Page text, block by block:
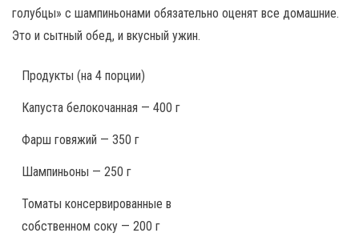
голубцы» с шампиньонами обязательно оценят все домашние.
Это и сытный обед, и вкусный ужин.
Продукты (на 4 порции)
Капуста белокочанная — 400 г
Фарш говяжий — 350 г
Шампиньоны — 250 г
Томаты консервированные в
собственном соку — 200 г